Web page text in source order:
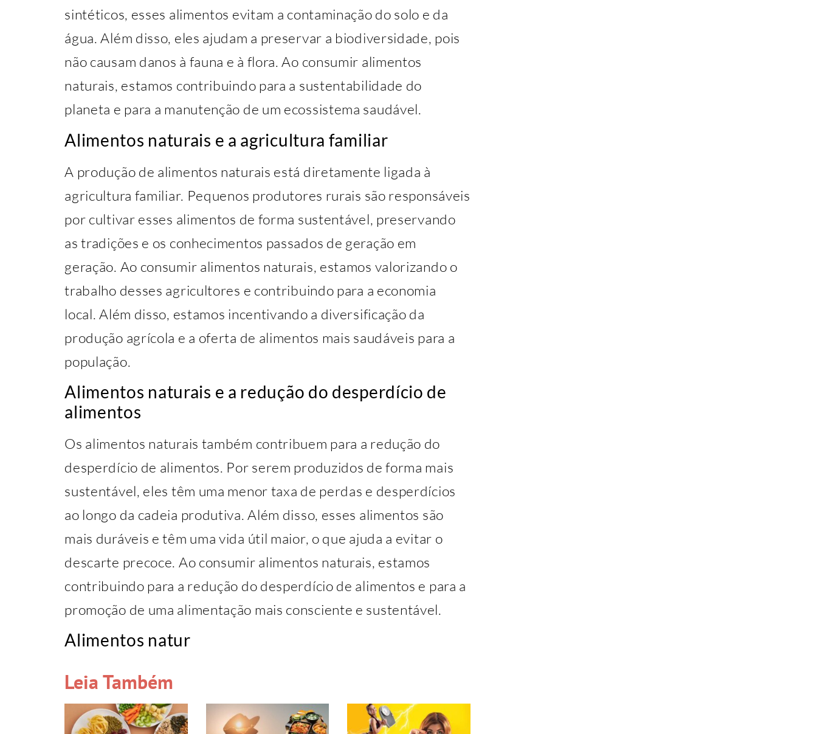
sintéticos, esses alimentos evitam a contaminação do solo e da
água. Além disso, eles ajudam a preservar a biodiversidade, pois
não causam danos à fauna e à flora. Ao consumir alimentos
naturais, estamos contribuindo para a sustentabilidade do
planeta e para a manutenção de um ecossistema saudável.
Alimentos naturais e a agricultura familiar
A produção de alimentos naturais está diretamente ligada à
agricultura familiar. Pequenos produtores rurais são responsáveis
por cultivar esses alimentos de forma sustentável, preservando
as tradições e os conhecimentos passados de geração em
geração. Ao consumir alimentos naturais, estamos valorizando o
trabalho desses agricultores e contribuindo para a economia
local. Além disso, estamos incentivando a diversificação da
produção agrícola e a oferta de alimentos mais saudáveis para a
população.
Alimentos naturais e a redução do desperdício de
alimentos
Os alimentos naturais também contribuem para a redução do
desperdício de alimentos. Por serem produzidos de forma mais
sustentável, eles têm uma menor taxa de perdas e desperdícios
ao longo da cadeia produtiva. Além disso, esses alimentos são
mais duráveis e têm uma vida útil maior, o que ajuda a evitar o
descarte precoce. Ao consumir alimentos naturais, estamos
contribuindo para a redução do desperdício de alimentos e para a
promoção de uma alimentação mais consciente e sustentável.
Alimentos natur
Leia Também